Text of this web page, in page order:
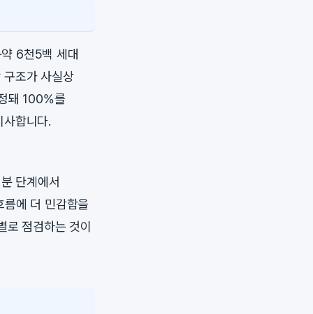
6천5백 세대
구조가 사실상
돼 100%를
합니다.
단계에서
에 더 민감함을
로 점검하는 것이